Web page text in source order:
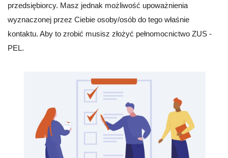
przedsiębiorcy. Masz jednak możliwość upoważnienia
wyznaczonej przez Ciebie osoby/osób do tego właśnie
kontaktu. Aby to zrobić musisz złożyć pełnomocnictwo ZUS -
PEL.